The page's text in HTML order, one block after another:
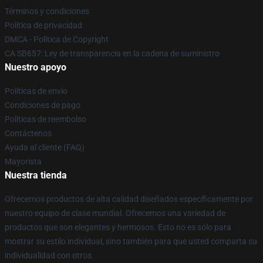
Términos y condiciones
Política de privacidad
DMCA - Política de Copyright
CA SB657: Ley de transparencia en la cadena de suministro
Nuestro apoyo
Políticas de envío
Condiciones de pago
Políticas de reembolso
Contáctenos
Ayuda al cliente (FAQ)
Mayorista
Nuestra tienda
Ofrecemos productos de alta calidad diseñados específicamente por
nuestro equipo de clase mundial. Ofrecemos una variedad de
productos que son elegantes y hermosos. Esto no es sólo para
mostrar su estilo individual, sino también para que usted comparta su
individualidad con otros.